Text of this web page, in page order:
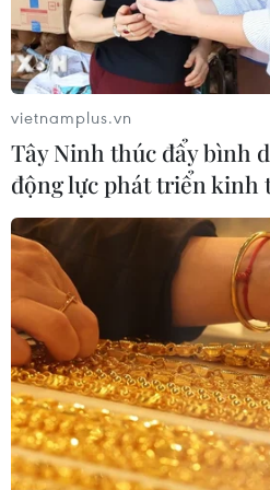
đường Phạm Văn Bạch vẫn
sau 20 năm
06/08/2026 06:56
Đầu tư hơn 6.209 tỷ đồng
hạ tầng dùng chung Bến
Chiểu
06/08/2026 06:28
Quảng Trị: Xử phạt tài xế
ngang có tín hiệu cảnh báo
sắt
06/08/2026 05:10
Mưa dông khiến
vietnamplus.vn
Tây Ninh thúc đẩy bình
động lực phát triển kinh